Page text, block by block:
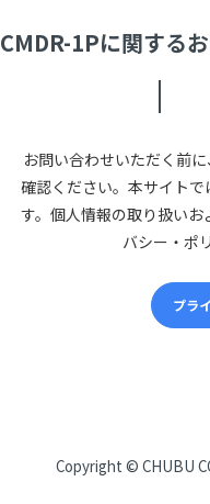
CMDR-1Pに関する
お問い合わせいただく前
確認ください。本サイト
す。個人情報の取り扱い
バシー・ポ
プラ
CHUBUについて
Copyright © CHUBU